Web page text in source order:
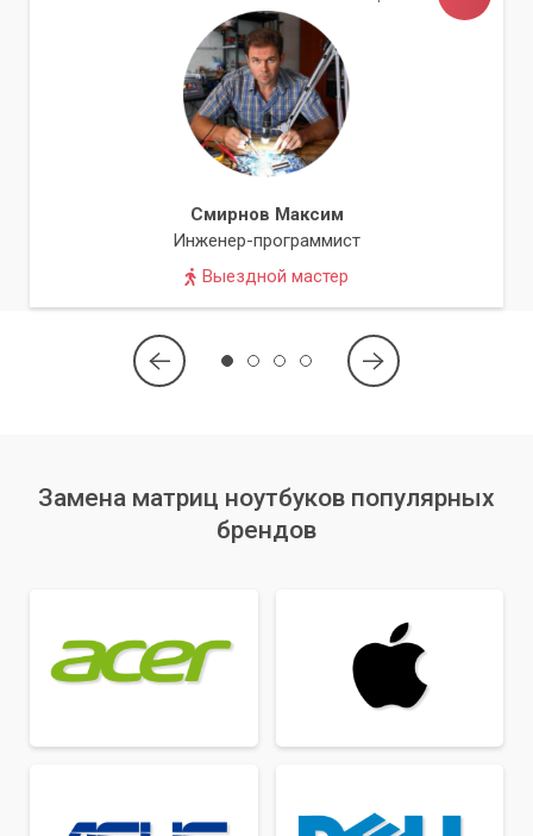
Смирнов Максим
Инженер-программист
Выездной мастер
Замена матриц ноутбуков популярных
брендов